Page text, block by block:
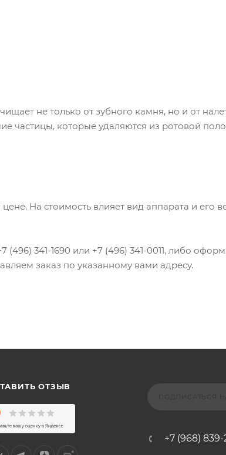
не только от зубного камня, но и от
частицы, которые удаляются из ротовой
На стоимость влияет вид аппарата и его
341-1690 или +7 (496) 341-0011, либо
заказ по указанному вами адресу.
ОТЗЫВ
+7 (968)